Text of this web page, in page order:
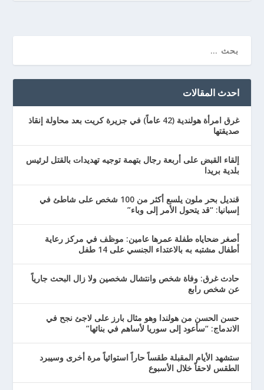
احدث المقالات
غرق امرأة هولندية (42 عاماً) في جزيرة كريت بعد محاولة إنقاذ
صديقتها
إلقاء القبض على أربعة رجال بتهمة توجيه تهديدات بالقتل لرئيس
بلدية بريدا
قنديل بحر ملون يلسع أكثر من 100 شخص على شاطئ في
إسبانيا: “قد يتحول الأمر إلى وباء”
أصغر ضحاياه طفلة عمرها عامين: موظف في مركز رعاية
أطفال مشتبه به بالاعتداء الجنسي على 14 طفل
حادث غرق: وفاة شخص وانتشال شخصين ولا زال البحث جارياً
عن شخص رابع
حسن الحسن من هولندا وهو مثال بارز على لاجئ نجح في
الاندماج: “سأعود إلى سوريا لأساهم في بنائها”
ستشهد الأيام المقبلة طقساً حاراً استوائياً مرة أخرى وسيبرد
الطقس لاحقاً خلال الأسبوع